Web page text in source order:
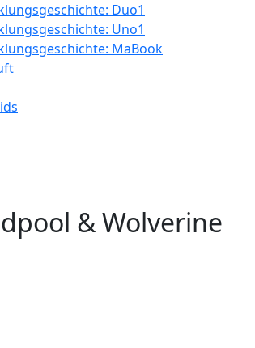
Duo1
Uno1
MaBook
& Wolverine